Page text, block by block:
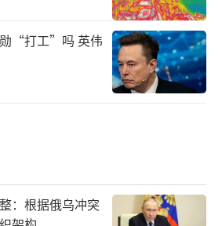
“打工”吗 英伟
：根据俄乌冲突